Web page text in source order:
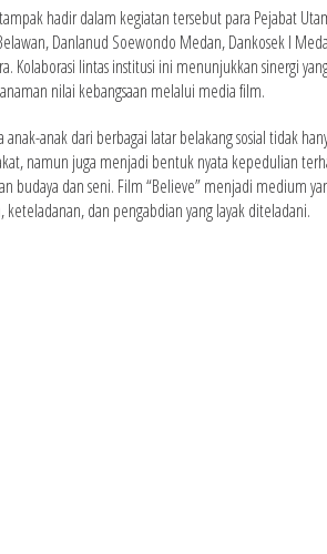
hadir dalam kegiatan tersebut para Pejabat
Danlanud Soewondo Medan, Dankosek I
Kolaborasi lintas institusi ini menunjukkan sinergi
nilai kebangsaan melalui media film.
anak dari berbagai latar belakang sosial tidak
namun juga menjadi bentuk nyata kepedulian
budaya dan seni. Film “Believe” menjadi medium
dan pengabdian yang layak diteladani.